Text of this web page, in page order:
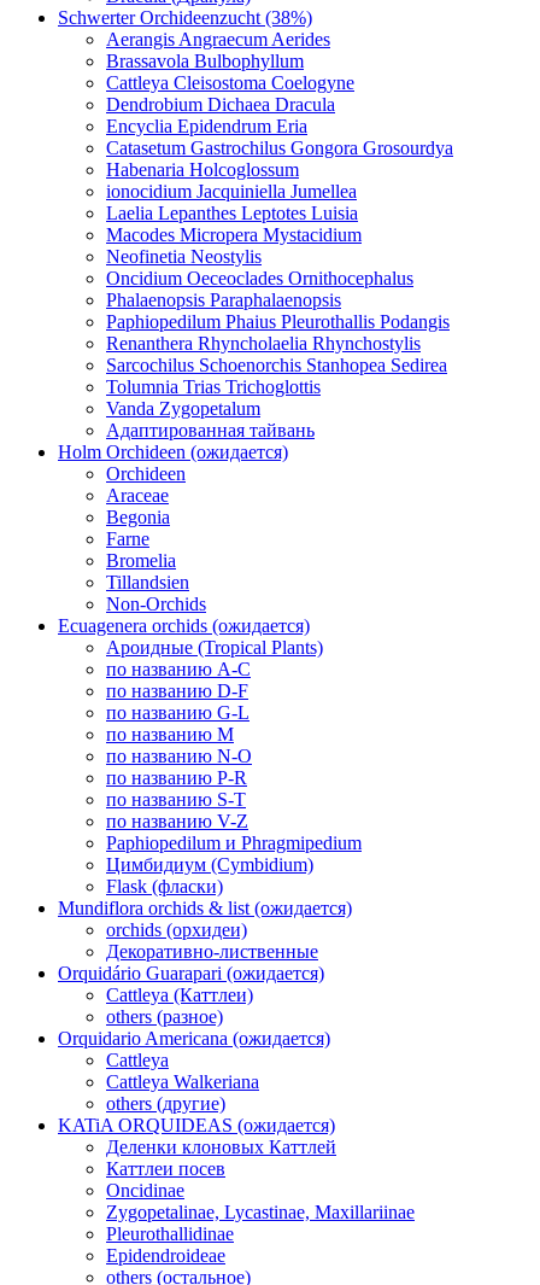
Schwerter Orchideenzucht (38%)
Aerangis Angraecum Aerides
Brassavola Bulbophyllum
Cattleya Cleisostoma Coelogyne
Dendrobium Dichaea Dracula
Encyclia Epidendrum Eria
Catasetum Gastrochilus Gongora Grosourdya
Habenaria Holcoglossum
ionocidium Jacquiniella Jumellea
Laelia Lepanthes Leptotes Luisia
Macodes Micropera Mystacidium
Neofinetia Neostylis
Oncidium Oeceoclades Ornithocephalus
Phalaenopsis Paraphalaenopsis
Paphiopedilum Phaius Pleurothallis Podangis
Renanthera Rhyncholaelia Rhynchostylis
Sarcochilus Schoenorchis Stanhopea Sedirea
Tolumnia Trias Trichoglottis
Vanda Zygopetalum
Адаптированная тайвань
Holm Orchideen (ожидается)
Orchideen
Araceae
Begonia
Farne
Bromelia
Tillandsien
Non-Orchids
Ecuagenera orchids (ожидается)
Ароидные (Tropical Plants)
по названию A-C
по названию D-F
по названию G-L
по названию M
по названию N-O
по названию P-R
по названию S-T
по названию V-Z
Paphiopedilum и Phragmipedium
Цимбидиум (Cymbidium)
Flask (фласки)
Mundiflora orchids & list (ожидается)
orchids (орхидеи)
Декоративно-лиственные
Orquidário Guarapari (ожидается)
Cattleya (Каттлеи)
others (разное)
Orquidario Americana (ожидается)
Cattleya
Cattleya Walkeriana
others (другие)
KATiA ORQUIDEAS (ожидается)
Деленки клоновых Каттлей
Каттлеи посев
Oncidinae
Zygopetalinae, Lycastinae, Maxillariinae
Pleurothallidinae
Epidendroideae
others (остальное)